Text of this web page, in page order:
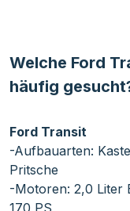
Welche Ford
häufig
Ford Transit
-Aufbauarten:
Pritsche
-Motoren: 2,0 Liter